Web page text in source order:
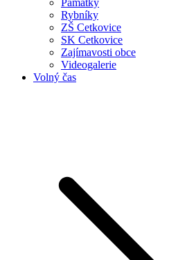
Památky
Rybníky
ZŠ Cetkovice
SK Cetkovice
Zajímavosti obce
Videogalerie
Volný čas